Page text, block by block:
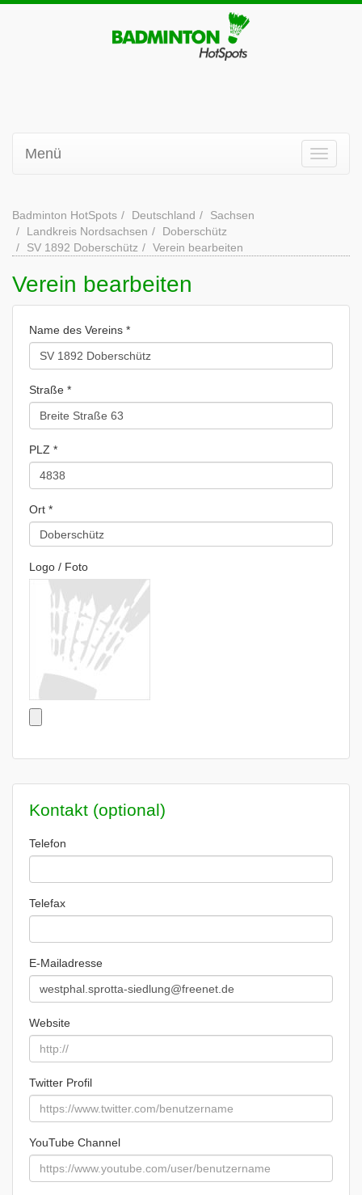
Menü
Badminton HotSpots Deutschland
Sachsen
Landkreis Nordsachsen
Doberschütz
SV 1892 Doberschütz
Verein bearbeiten
Verein bearbeiten
Name des Vereins *
Straße *
PLZ *
Ort *
Logo / Foto
Kontakt (optional)
Telefon
Telefax
E-Mailadresse
Website
Twitter Profil
YouTube Channel